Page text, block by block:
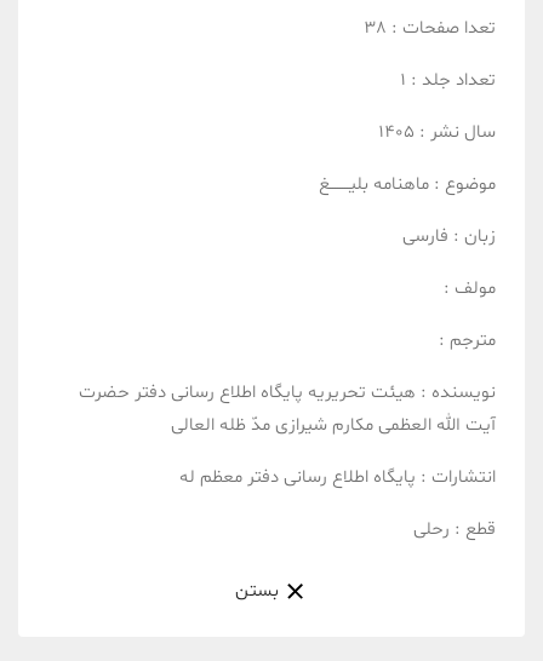
تعدا صفحات : 38
تعداد جلد : 1
سال نشر : 1405
موضوع : ماهنامه بلیــــــــغ
زبان : فارسی
مولف :
مترجم :
نویسنده : هیئت تحریریه پایگاه اطلاع رسانی دفتر حضرت
آیت الله العظمی مکارم شیرازی مدّ ظله العالی
انتشارات : پایگاه اطلاع رسانی دفتر معظم له
قطع : رحلی
بستن